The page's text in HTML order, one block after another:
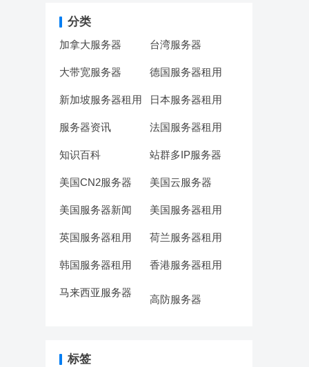
分类
加拿大服务器 台湾服务器
大带宽服务器 德国服务器租用
新加坡服务器租用 日本服务器租用
服务器资讯 法国服务器租用
知识百科 站群多IP服务器
美国CN2服务器 美国云服务器
美国服务器新闻 美国服务器租用
英国服务器租用 荷兰服务器租用
韩国服务器租用 香港服务器租用
马来西亚服务器
高防服务器
标签